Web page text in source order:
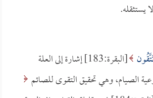
يستثقله.
[البقرة:183] إشارة إلى العلة
الصيام، وهي تحقيق التقوى للصائم